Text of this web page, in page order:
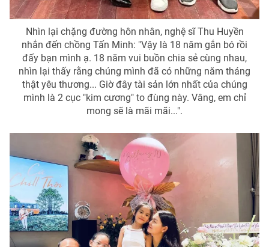
Photo Infographic
Video Shorts video
VTV Money VTV Thể thao
Thị trường 24h Tấm lòng Việt
VTV4 Vươn mình bằng AI
VTV9 VTV8
Nhìn lại chặng đường hôn nhân, nghệ sĩ Thu Huyền
nhắn đến chồng Tấn Minh: "Vậy là 18 năm gắn bó rồi
đấy bạn mình ạ. 18 năm vui buồn chia sẻ cùng nhau,
nhìn lại thấy rằng chúng mình đã có những năm tháng
thật yêu thương... Giờ đây tài sản lớn nhất của chúng
mình là 2 cục "kim cương" to đùng này. Vâng, em chỉ
mong sẽ là mãi mãi...".